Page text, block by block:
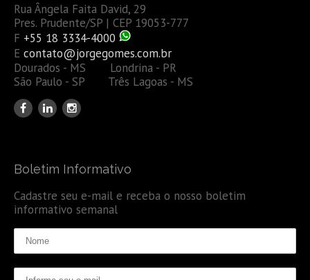
Rua Ângela Faita David, 29
Pres. Prudente/SP | CEP 19053-777
F +55 18 3334-4000
E contato@jorgegomes.com.br
Dourados - MS Londrina - PR
São Paulo - SP Três Lagoas - MS
Boletim Informativo
Cadastre seu e-mail e receba o nosso boletim
informativo semanal